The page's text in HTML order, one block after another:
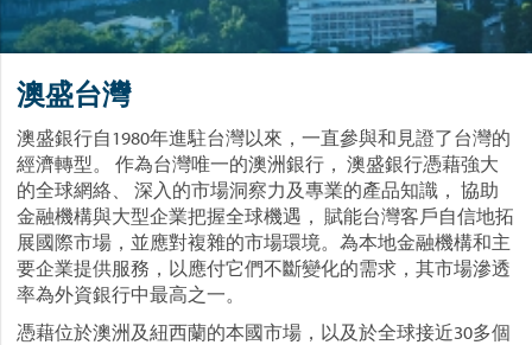
澳盛台灣
澳盛銀行自1980年進駐台灣以來，一直參與和見證了台灣的
經濟轉型。 作為台灣唯一的澳洲銀行， 澳盛銀行憑藉強大
的全球網絡、 深入的市場洞察力及專業的產品知識， 協助
金融機構與大型企業把握全球機遇， 賦能台灣客戶自信地拓
展國際市場，並應對複雜的市場環境。為本地金融機構和主
要企業提供服務，以應付它們不斷變化的需求，其市場滲透
率為外資銀行中最高之一。
憑藉位於澳洲及紐西蘭的本國市場，以及於全球接近30多個